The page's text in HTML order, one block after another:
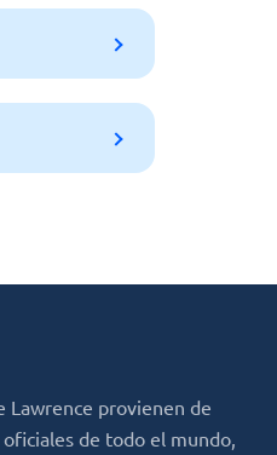
Lawrence provienen de
de todo el mundo,